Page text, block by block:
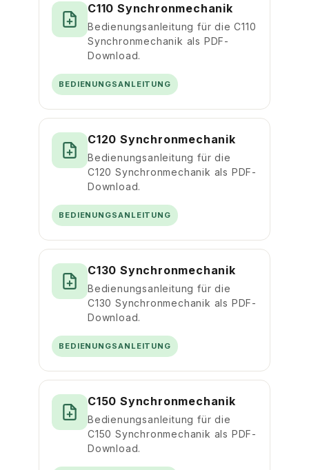
C110 Synchronmechanik
Bedienungsanleitung für die C110
Synchronmechanik als PDF-
Download.
BEDIENUNGSANLEITUNG
C120 Synchronmechanik
Bedienungsanleitung für die
C120 Synchronmechanik als PDF-
Download.
BEDIENUNGSANLEITUNG
C130 Synchronmechanik
Bedienungsanleitung für die
C130 Synchronmechanik als PDF-
Download.
BEDIENUNGSANLEITUNG
C150 Synchronmechanik
Bedienungsanleitung für die
C150 Synchronmechanik als PDF-
Download.